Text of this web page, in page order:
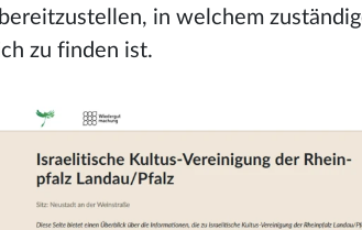
in welchem
zu finden ist.